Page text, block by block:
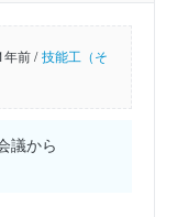
年前 / 技能工（そ
議から